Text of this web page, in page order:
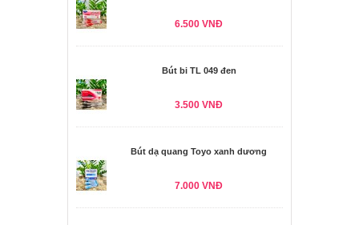
6.500 VNĐ
Bút bi TL 049 đen
3.500 VNĐ
Bút dạ quang Toyo xanh dương
7.000 VNĐ